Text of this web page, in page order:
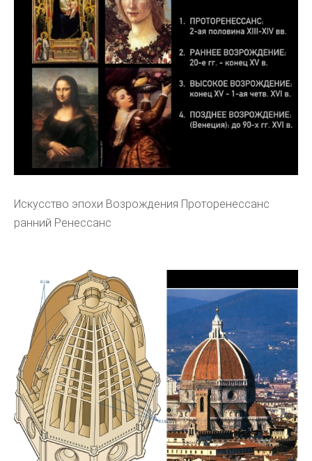
Искусство эпохи Возрождения Проторенессанс
ранний Ренессанс